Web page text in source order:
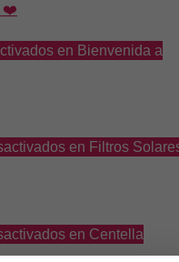
❤️
en Bienvenida a
en Filtros
en Centella